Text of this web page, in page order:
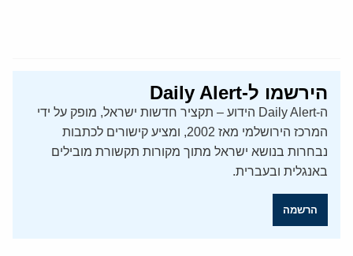
הירשמו ל-Daily Alert
ה-Daily Alert הידוע – תקציר חדשות ישראל, מופק על ידי
המרכז הירושלמי מאז 2002, ומציע קישורים לכתבות
נבחרות בנושא ישראל מתוך מקורות תקשורת מובילים
באנגלית ובעברית.
הרשמה